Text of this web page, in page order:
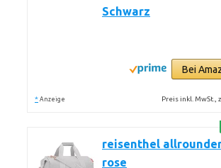
Schwarz
Bei
* Anzeige Preis inkl. MwSt.,
reisenthel
rose